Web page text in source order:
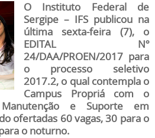
O Instituto Federal de
Sergipe – IFS publicou na
última sexta-feira (7), o
EDITAL Nº
24/DAA/PROEN/2017 para
o processo seletivo
2017.2, o qual contempla o
Campus Propriá com o
e Suporte em
ofertadas 60 vagas, 30 para o
o noturno.